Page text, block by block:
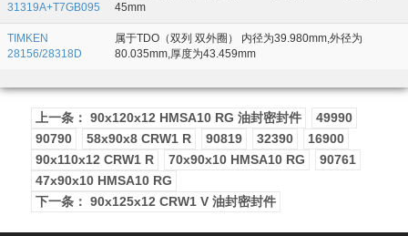
31319A+T7GB095
45mm
TIMKEN
28156/28318D
属于TDO（双列 双外圈） 内径为39.980mm,外径为
80.035mm,厚度为43.459mm
上一条： 90x120x12 HMSA10 RG 油封密封件
49990
90790
58x90x8 CRW1 R 90819 32390
16900
90x110x12 CRW1 R
70x90x10 HMSA10 RG
90761
47x90x10 HMSA10 RG
下一条： 90x125x12 CRW1 V 油封密封件